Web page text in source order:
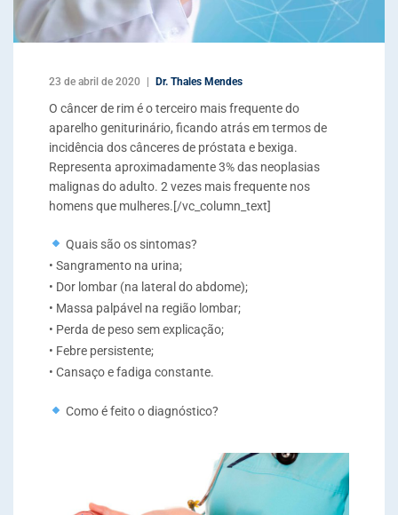
23 de abril de 2020 Dr. Thales Mendes
O câncer de rim é o terceiro mais frequente do
aparelho geniturinário, ficando atrás em termos de
incidência dos cânceres de próstata e bexiga.
Representa aproximadamente 3% das neoplasias
malignas do adulto. 2 vezes mais frequente nos
homens que mulheres.[/vc_column_text]
Quais são os sintomas?
• Sangramento na urina;
• Dor lombar (na lateral do abdome);
• Massa palpável na região lombar;
• Perda de peso sem explicação;
• Febre persistente;
• Cansaço e fadiga constante.
Como é feito o diagnóstico?